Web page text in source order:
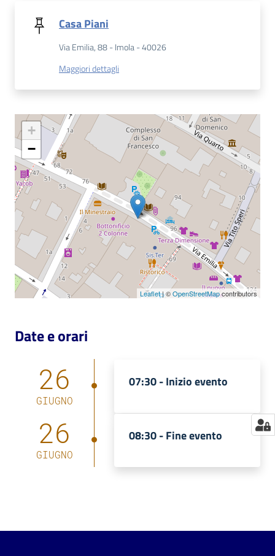
Catalogo
on line
Eventi
Casa Piani
Via Emilia, 88 - Imola - 40026
Maggiori dettagli
+
−
Leaflet| ©OpenStreetMapcontributors
Date e orari
26
GIUGNO
07:30 -Inizio evento
26
GIUGNO
08:30 -Fine evento